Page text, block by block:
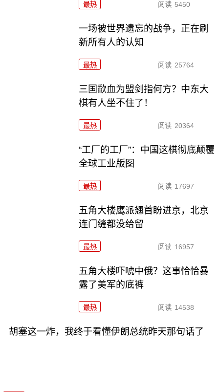
最热 阅读 5450
一场被世界遗忘的战争，正在刷
新所有人的认知
最热 阅读 25764
三国歃血为盟剑指何方？中东大
棋有人坐不住了！
最热 阅读 20364
“工厂的工厂”：中国这棋彻底颠覆
全球工业版图
最热 阅读 17697
五角大楼鹰派翘首盼进京，北京
连门缝都没给留
最热 阅读 16957
五角大楼吓唬中俄？这事恰恰暴
露了美军的底裤
最热 阅读 14538
胡塞这一炸，我终于看懂伊朗总统昨天那句话了